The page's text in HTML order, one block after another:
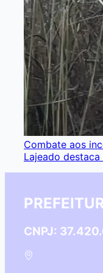
Combate aos
Lajeado
CNPJ: